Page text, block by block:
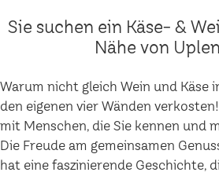
Sie suchen ein Käse- &
Nähe von
Warum nicht gleich Wein und Käse
den eigenen vier Wänden
mit Menschen, die Sie kennen und
Die Freude am gemeinsamen
hat eine faszinierende Geschichte,